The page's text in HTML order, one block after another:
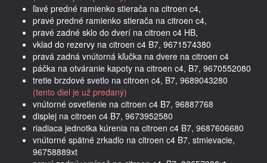
ľavé predné ramienko stierača na citroen c4,
pravé predné ramienko stierača na citroen c4,
pravé zadné sklo do dverí na citroen c4 HB,
vklad do rezervy na citroen c4 B7, 9671574380
pravá zadná vnútorná kľučka na dvere na citroen c4
páčka na otváranie kapoty na citroen c4, B7, 9670552080
tretie brzdové svetlo na citroen c4, B7, 9689043280
(tento diel je už predaný)
vnútorné osvetlenie na citroen c4 B7, 96887768
displej na citroen c4 B7, 9673952580
riadiaca jednotka kúrenia na citroen c4 B7, 9687606680
vnútorné spätné zrkadlo na citroen c4 B7, stmievacie,
96758889xt